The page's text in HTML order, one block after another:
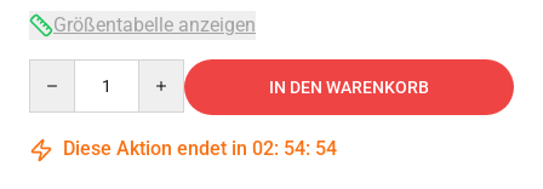
Größentabelle anzeigen
IN DEN WARENKORB
Diese Aktion endet in 02: 54: 54